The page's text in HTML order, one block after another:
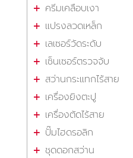
ครีมเคลือบเงา
แปรงลวดเหล็ก
เลเซอร์วัดระดับ
เซ็นเซอร์ตรวจจับ
สว่านกระแทกไร้สาย
เครื่องยิงตะปู
เครื่องตัดไร้สาย
ปั๊มไฮดรอลิก
ชุดดอกสว่าน